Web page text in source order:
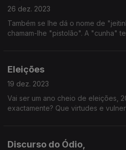
26 dez. 2023
Também se lhe dá o nome de
chamam-lhe "pistolão". A "cunha"
Eleições
19 dez. 2023
Vai ser um ano cheio de eleições,
exactamente? Que virtudes e
Discurso do Ódio,